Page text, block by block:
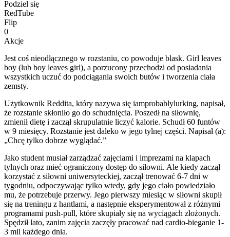
Podziel się
RedTube
Flip
0
Akcje
Jest coś nieodłącznego w rozstaniu, co powoduje blask. Girl leaves
boy (lub boy leaves girl), a porzucony przechodzi od posiadania
wszystkich uczuć do podciągania swoich butów i tworzenia ciała
zemsty.
Użytkownik Reddita, który nazywa się iamprobablylurking, napisał,
że rozstanie skłoniło go do schudnięcia. Poszedł na siłownię,
zmienił dietę i zaczął skrupulatnie liczyć kalorie. Schudł 60 funtów
w 9 miesięcy. Rozstanie jest daleko w jego tylnej części. Napisał (a):
„Chcę tylko dobrze wyglądać.”
Jako student musiał zarządzać zajęciami i imprezami na klapach
tylnych oraz mieć ograniczony dostęp do siłowni. Ale kiedy zaczął
korzystać z siłowni uniwersyteckiej, zaczął trenować 6-7 dni w
tygodniu, odpoczywając tylko wtedy, gdy jego ciało powiedziało
mu, że potrzebuje przerwy. Jego pierwszy miesiąc w siłowni skupił
się na treningu z hantlami, a następnie eksperymentował z różnymi
programami push-pull, które skupiały się na wyciągach złożonych.
Spędził lato, zanim zajęcia zaczęły pracować nad cardio-bieganie 1-
3 mil każdego dnia.